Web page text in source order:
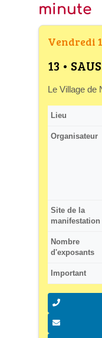
minute
Vendredi
13 •
Le Village de
Lieu
Organisateur
Site de la
manifestation
Nombre
d'exposants
Important